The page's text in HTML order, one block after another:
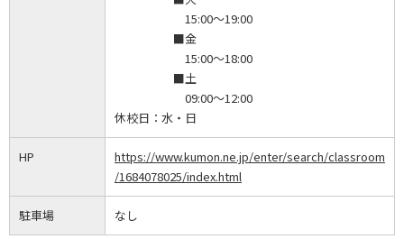
15:00～19:00
■金
15:00～18:00
■土
09:00～12:00
休校日： 水・日
HP
https://www.kumon.ne.jp/enter/search/classroom
/1684078025/index.html
駐車場 なし